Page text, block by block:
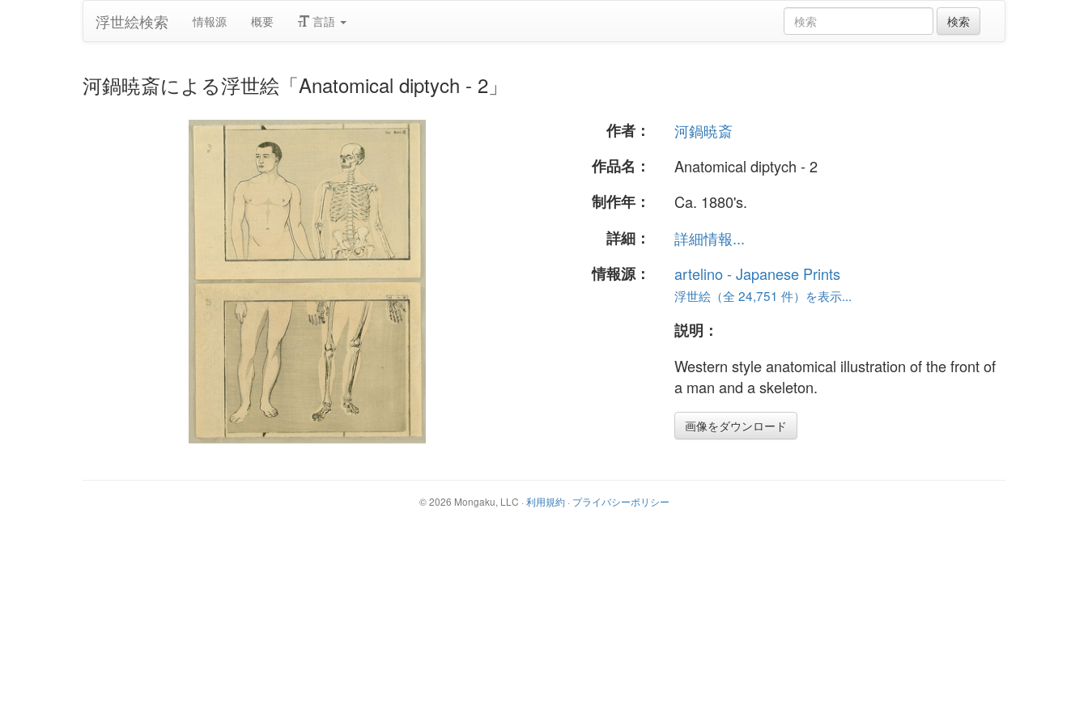
浮世絵検索 情報源 概要 言語
河鍋暁斎による浮世絵「Anatomical diptych - 2」
作者：
河鍋暁斎
作品名：
Anatomical diptych - 2
制作年：
Ca. 1880's.
詳細：
詳細情報...
情報源：
artelino - Japanese Prints
浮世絵（全 24,751 件）を表示...
説明：
Western style anatomical illustration of the front of
a man and a skeleton.
画像をダウンロード
©2026 Mongaku, LLC · 利用規約 · プライバシーポリシー